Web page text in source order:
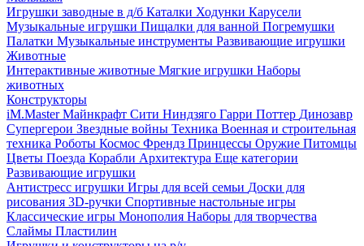
Игрушки заводные в д/б Каталки Ходунки Карусели
Музыкальные игрушки Пищалки для ванной Погремушки
Палатки Музыкальные инструменты Развивающие игрушки
Животные
Интерактивные животные Мягкие игрушки Наборы
животных
Конструкторы
iM.Master Майнкрафт Сити Ниндзяго Гарри Поттер Динозавр
Супергерои Звездные войны Техника Военная и строительная
техника Роботы Космос Френдз Принцессы Оружие Питомцы
Цветы Поезда Корабли Архитектура Еще категории
Развивающие игрушки
Антистресс игрушки Игры для всей семьи Доски для
рисования 3D-ручки Спортивные настольные игры
Классические игры Монополия Наборы для творчества
Слаймы Пластилин